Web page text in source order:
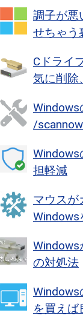
調子が悪
せちゃう
Cドライ
気に削除
/scannow
Windows
担軽減
マウスが
Windows
Windows
の対処法
を買えば